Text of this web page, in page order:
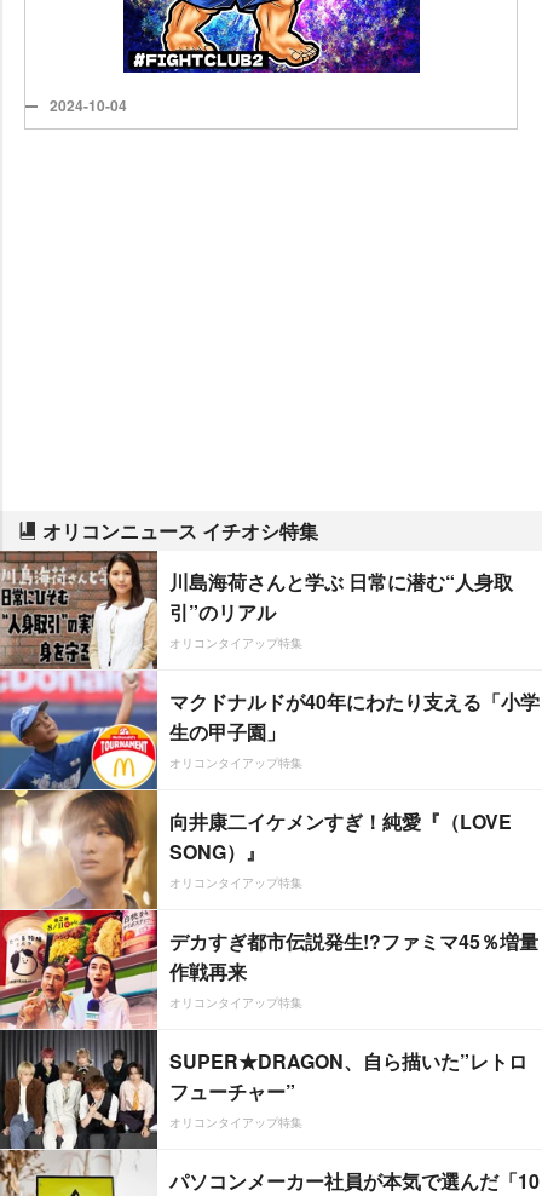
2024-10-04
オリコンニュース イチオシ特集
川島海荷さんと学ぶ 日常に潜む“人身取
引”のリアル
オリコンタイアップ特集
マクドナルドが40年にわたり支える「小学
生の甲子園」
オリコンタイアップ特集
向井康二イケメンすぎ！純愛『（LOVE
SONG）』
オリコンタイアップ特集
デカすぎ都市伝説発生!?ファミマ45％増量
作戦再来
オリコンタイアップ特集
SUPER★DRAGON、自ら描いた”レトロ
フューチャー”
オリコンタイアップ特集
パソコンメーカー社員が本気で選んだ「10